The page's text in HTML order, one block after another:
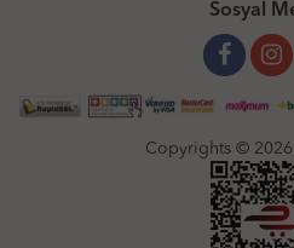
Sosyal
Copyrights © 2026